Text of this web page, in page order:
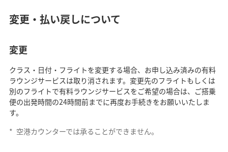
変更・払い戻しについて
変更
クラス・日付・フライトを変更する場合、お申し込み済みの有料
ラウンジサービスは取り消されます。変更先のフライトもしくは
別のフライトで有料ラウンジサービスをご希望の場合は、ご搭乗
便の出発時間の24時間前までに再度お手続きをお願いいたしま
す。
* 空港カウンターでは承ることができません。